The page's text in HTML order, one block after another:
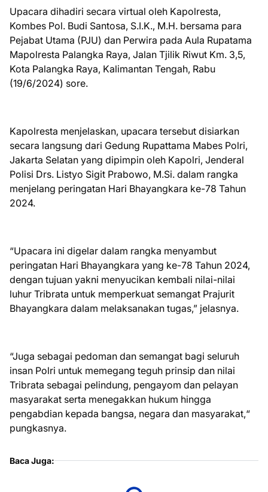
Upacara dihadiri secara virtual oleh Kapolresta,
Kombes Pol. Budi Santosa, S.I.K., M.H. bersama para
Pejabat Utama (PJU) dan Perwira pada Aula Rupatama
Mapolresta Palangka Raya, Jalan Tjilik Riwut Km. 3,5,
Kota Palangka Raya, Kalimantan Tengah, Rabu
(19/6/2024) sore.
Kapolresta menjelaskan, upacara tersebut disiarkan
secara langsung dari Gedung Rupattama Mabes Polri,
Jakarta Selatan yang dipimpin oleh Kapolri, Jenderal
Polisi Drs. Listyo Sigit Prabowo, M.Si. dalam rangka
menjelang peringatan Hari Bhayangkara ke-78 Tahun
2024.
“Upacara ini digelar dalam rangka menyambut
peringatan Hari Bhayangkara yang ke-78 Tahun 2024,
dengan tujuan yakni menyucikan kembali nilai-nilai
luhur Tribrata untuk memperkuat semangat Prajurit
Bhayangkara dalam melaksanakan tugas,” jelasnya.
“Juga sebagai pedoman dan semangat bagi seluruh
insan Polri untuk memegang teguh prinsip dan nilai
Tribrata sebagai pelindung, pengayom dan pelayan
masyarakat serta menegakkan hukum hingga
pengabdian kepada bangsa, negara dan masyarakat,“
pungkasnya.
Baca Juga: